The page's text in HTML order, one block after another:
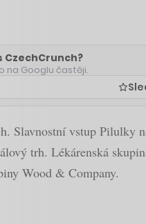
CzechCrunch?
na Googlu častěji.
Slavnostní vstup Pilulky
trh. Lékárenská
Wood & Company.